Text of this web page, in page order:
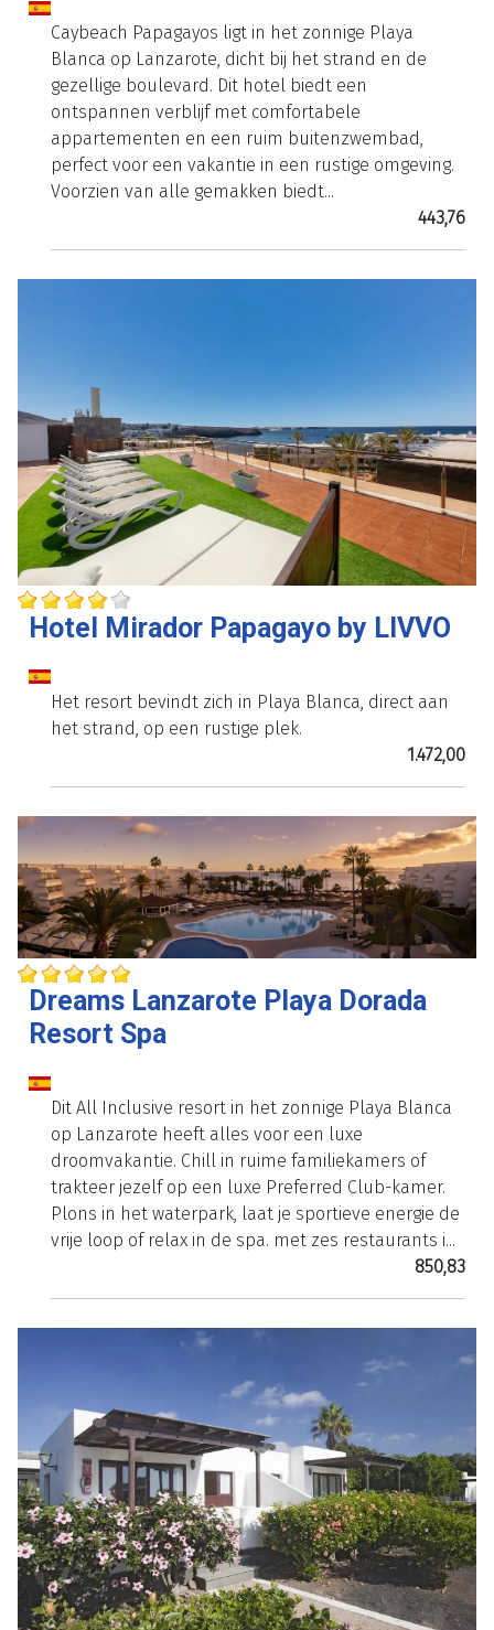
Caybeach Papagayos ligt in het zonnige Playa
Blanca op Lanzarote, dicht bij het strand en de
gezellige boulevard. Dit hotel biedt een
ontspannen verblijf met comfortabele
appartementen en een ruim buitenzwembad,
perfect voor een vakantie in een rustige omgeving.
Voorzien van alle gemakken biedt...
443,76
Hotel Mirador Papagayo by LIVVO
Het resort bevindt zich in Playa Blanca, direct aan
het strand, op een rustige plek.
1.472,00
Dreams Lanzarote Playa Dorada
Resort Spa
Dit All Inclusive resort in het zonnige Playa Blanca
op Lanzarote heeft alles voor een luxe
droomvakantie. Chill in ruime familiekamers of
trakteer jezelf op een luxe Preferred Club-kamer.
Plons in het waterpark, laat je sportieve energie de
vrije loop of relax in de spa. met zes restaurants i...
850,83